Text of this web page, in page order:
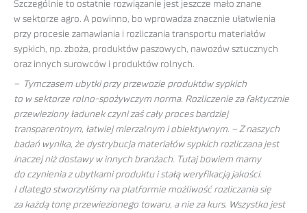
Szczególnie to ostatnie rozwiązanie jest jeszcze mało znane
w sektorze agro. A powinno, bo wprowadza znacznie ułatwienia
przy procesie zamawiania i rozliczania transportu materiałów
sypkich, np. zboża, produktów paszowych, nawozów sztucznych
oraz innych surowców i produktów rolnych.
– Tymczasem ubytki przy przewozie produktów sypkich
to w sektorze rolno-spożywczym norma. Rozliczenie za faktycznie
przewieziony ładunek czyni zaś cały proces bardziej
transparentnym, łatwiej mierzalnym i obiektywnym. – Z naszych
badań wynika, że dystrybucja materiałów sypkich rozliczana jest
inaczej niż dostawy w innych branżach. Tutaj bowiem mamy
do czynienia z ubytkami produktu i stałą weryfikacją jakości.
I dlatego stworzyliśmy na platformie możliwość rozliczania się
za każdą tonę przewiezionego towaru, a nie za kurs. Wszystko jest